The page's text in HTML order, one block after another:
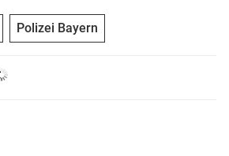
Polizei Bayern